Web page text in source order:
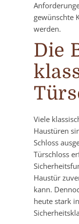
gewünschte
werden.
Die
Viele
Haustüren
Schloss
Türschloss
Haustür
kann.
heute stark